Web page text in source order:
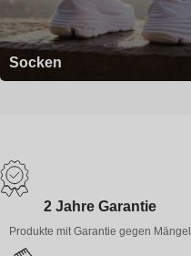
Socken
2 Jahre Garantie
Produkte mit Garantie gegen Mängel